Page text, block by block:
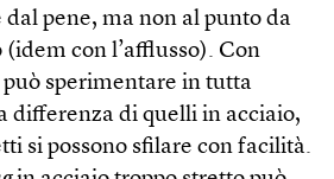
dal pene, ma non al punto da
con l’afflusso). Con
sperimentare in tutta
differenza di quelli in acciaio,
si possono sfilare con facilità.